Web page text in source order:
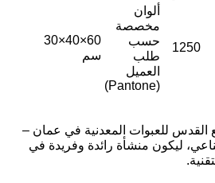
1250
ألوان
مخصصة
حسب
طلب
العميل
(Pantone)
60×40×30
سم
مصنع القدس للعبوات المعدنية في عمان –
ليكون منشأة رائدة وفريدة في